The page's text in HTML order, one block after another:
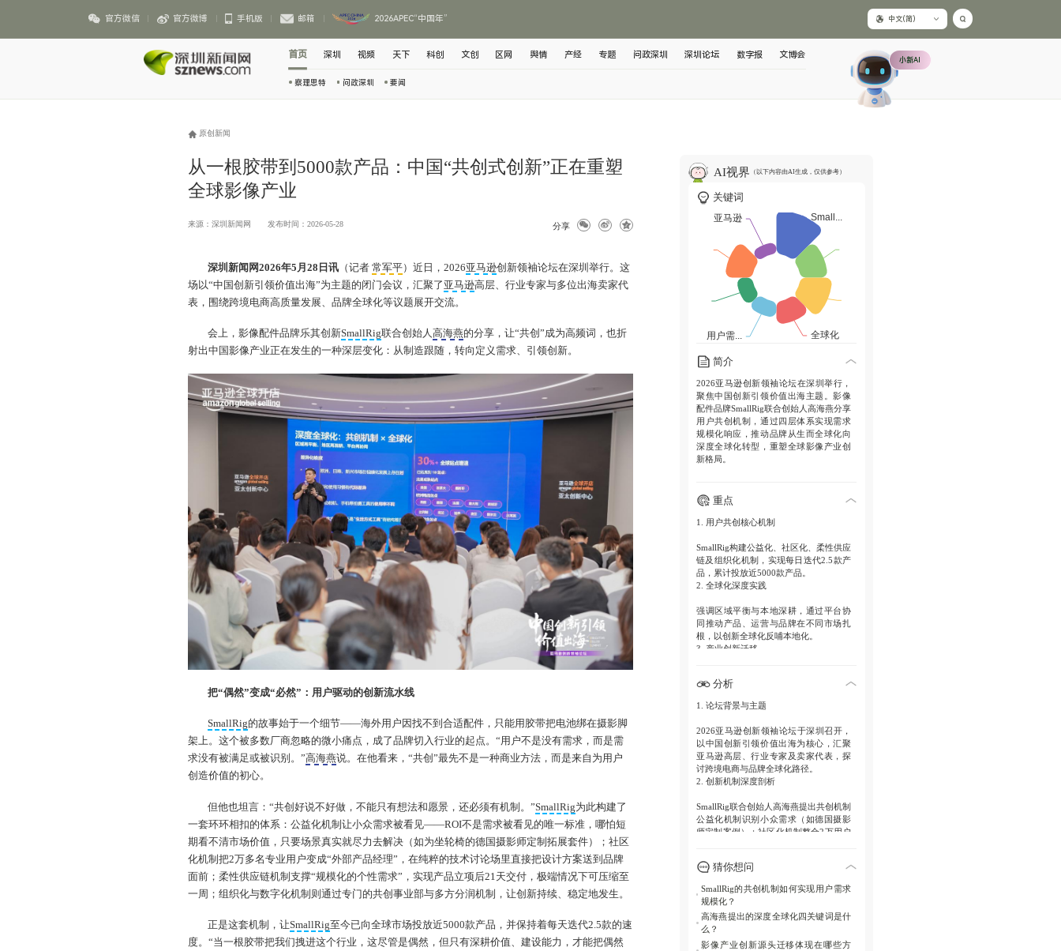
官方微信 官方微博 手机版 邮箱 2026APEC“中国年” 中文(简)
首页
察理思特 问政深圳 要闻
深圳 视频 天下 科创 文创 区网 舆情 产经 专题 问政深圳 深圳论坛 数字报 文博会 小新AI
原创新闻
从一根胶带到5000款产品：中国“共创式创新”正在重塑
全球影像产业
来源：深圳新闻网 发布时间：2026-05-28 分享
深圳新闻网2026年5月28日讯 （记者常军平）近日，2026亚马逊创新领袖论坛在深圳举行。这
场以“中国创新引领价值出海”为主题的闭门会议，汇聚了 亚马逊高层、行业专家与多位出海卖家代
表，围绕跨境电商高质量发展、品牌全球化等议题展开交流。
会上，影像配件品牌乐其创新SmallRig联合创始人 高海燕的分享，让“共创”成为高频词，也折
射出中国影像产业正在发生的一种深层变化：从制造跟随，转向定义需求、引领创新。
把“偶然”变成“必然”：用户驱动的创新流水线
SmallRig的故事始于一个细节——海外用户因找不到合适配件，只能用胶带把电池绑在摄影脚
架上。这个被多数厂商忽略的微小痛点，成了品牌切入行业的起点。“用户不是没有需求，而是需
求没有被满足或被识别。”高海燕说。在他看来，“共创”最先不是一种商业方法，而是来自为用户
创造价值的初心。
但他也坦言：“共创好说不好做，不能只有想法和愿景，还必须有机制。”SmallRig为此构建了
一套环环相扣的体系：公益化机制让小众需求被看见——ROI不是需求被看见的唯一标准，哪怕短
期看不清市场价值，只要场景真实就尽力去解决（如为坐轮椅的德国摄影师定制拓展套件）；社区
化机制把2万多名专业用户变成“外部产品经理”，在纯粹的技术讨论场里直接把设计方案送到品牌
面前；柔性供应链机制支撑“规模化的个性需求”，实现产品立项后21天交付，极端情况下可压缩至
一周；组织化与数字化机制则通过专门的共创事业部与多方分润机制，让创新持续、稳定地发生。
正是这套机制，让SmallRig至今已向全球市场投放近5000款产品，并保持着每天迭代2.5款的速
度。“当一根胶带把我们拽进这个行业，这尽管是偶然，但只有深耕价值、建设能力，才能把偶然
AI视界 （以下内容由AI生成，仅供参考）
关键词
简介
2026亚马逊创新领袖论坛在深圳举行，
聚焦中国创新引领价值出海主题。影像
配件品牌SmallRig联合创始人高海燕分享
用户共创机制，通过四层体系实现需求
规模化响应，推动品牌从生而全球化向
深度全球化转型，重塑全球影像产业创
新格局。
重点
1. 用户共创核心机制
SmallRig构建公益化、社区化、柔性供应
链及组织化机制，实现每日迭代2.5款产
品，累计投放近5000款产品。
2. 全球化深度实践
强调区域平衡与本地深耕，通过平台协
同推动产品、运营与品牌在不同市场扎
根，以创新全球化反哺本地化。
3. 产业创新迁移
方案，中国共创能力加速需求识别与规
模化，促成产业话语权位移。
分析
1. 论坛背景与主题
2026亚马逊创新领袖论坛于深圳召开，
以中国创新引领价值出海为核心，汇聚
亚马逊高层、行业专家及卖家代表，探
讨跨境电商与品牌全球化路径。
2. 创新机制深度剖析
SmallRig联合创始人高海燕提出共创机制
公益化机制识别小众需求（如德国摄影
师定制案例）；社区化机制整合2万用户
润保障创新持续性，支撑每日迭代2.5款
3. 全球化战略演进
SmallRig从生而全球化（海外营收占比
85%）转向深度全球化，四关键词包括
区域再平衡、地区再深耕、平台再协同
猜你想问
SmallRig的共创机制如何实现用户需求
规模化？
高海燕提出的深度全球化四关键词是什
么？
影像产业创新源头迁移体现在哪些方